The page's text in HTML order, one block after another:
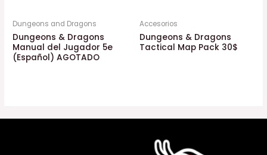
Dungeons and Dragons
Dungeons & Dragons
Manual del Jugador 5e
(Español) AGOTADO
Accesorios
Dungeons & Dragons
Tactical Map Pack 30$